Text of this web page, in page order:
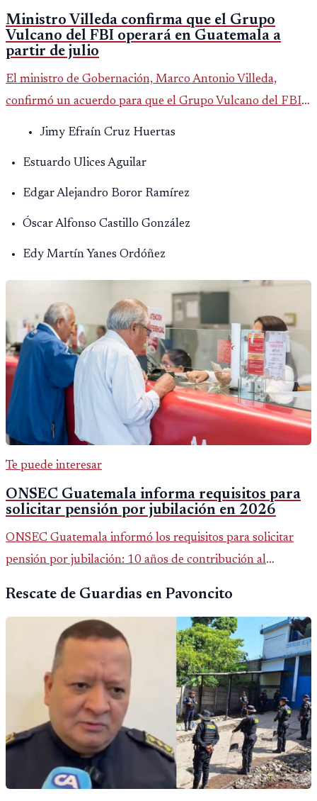
Ministro Villeda confirma que el Grupo
Vulcano del FBI operará en Guatemala a
partir de julio
El ministro de Gobernación, Marco Antonio Villeda,
confirmó un acuerdo para que el Grupo Vulcano del FBI
opere en Guatemala a partir de julio, tras un intento
Público.
Jimy Efraín Cruz Huertas
Estuardo Ulices Aguilar
Edgar Alejandro Boror Ramírez
Óscar Alfonso Castillo González
Edy Martín Yanes Ordóñez
Te puede interesar
ONSEC Guatemala informa requisitos para
solicitar pensión por jubilación en 2026
ONSEC Guatemala informó los requisitos para solicitar
pensión por jubilación: 10 años de contribución al
Rescate de Guardias en Pavoncito